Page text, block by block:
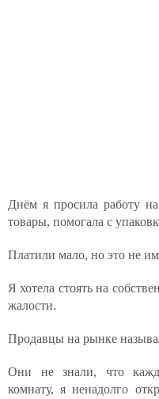
Днём я просила работу
товары, помогала с
Платили мало, но это не
Я хотела стоять на
жалости.
Продавцы на рынке
Они не знали, что
комнату, я ненадолго